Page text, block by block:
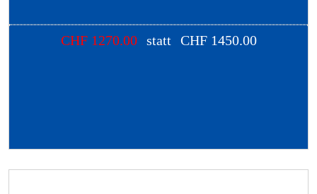
CHF 1270.00 statt CHF 1450.00